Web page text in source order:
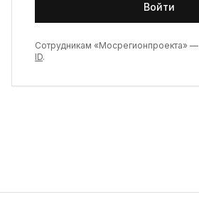
Войти
Сотрудникам «Мосрегионпроекта» —
ID.